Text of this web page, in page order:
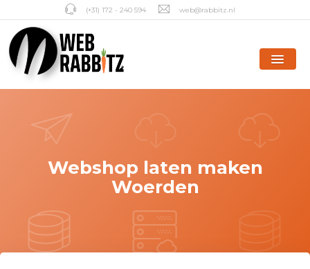
(+31) 172 - 240 594 web@rabbitz.nl
Webshop laten maken
Woerden